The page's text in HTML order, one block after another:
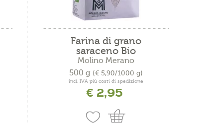
Farina di grano
saraceno Bio
Molino Merano
500 g (€ 5,90/1000 g)
incl. IVA più costi di spedizione
€ 2,95